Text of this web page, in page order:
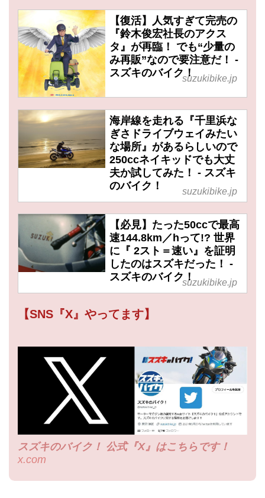
【復活】人気すぎて完売の
『鈴木俊宏社長のアクス
タ』が再臨！ でも“少量の
み再販”なので要注意だ！ -
スズキのバイク！suzukibike.jp
海岸線を走れる『千里浜な
ぎさドライブウェイみたい
な場所』があるらしいので
250ccネイキッドでも大丈
夫か試してみた！ - スズキ
のバイク！
suzukibike.jp
【必見】たった50ccで最高
速144.8km／hって!? 世界
に『 2スト＝速い』を証明
したのはスズキだった！ -
スズキのバイク！suzukibike.jp
【SNS『X』やってます】
スズキのバイク！ 公式『X』はこちらです！
x.com